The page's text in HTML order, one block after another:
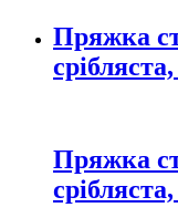
Пряжка
Пряжка